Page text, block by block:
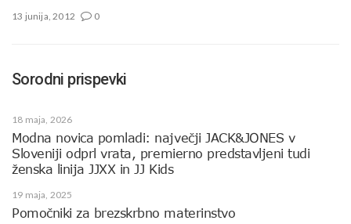
13 junija, 2012 0
Sorodni prispevki
18 maja, 2026
Modna novica pomladi: največji JACK&JONES v
Sloveniji odprl vrata, premierno predstavljeni tudi
ženska linija JJXX in JJ Kids
19 maja, 2025
Pomočniki za brezskrbno materinstvo